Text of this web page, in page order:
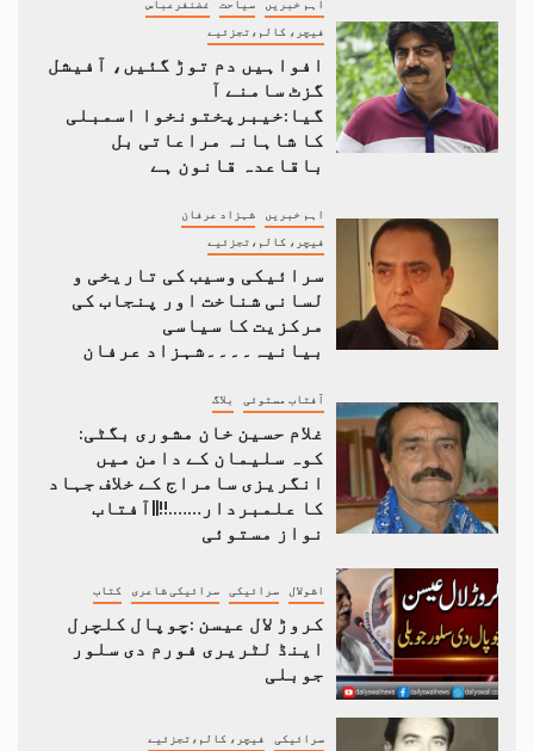
اہم خبریں سیاحت غضنفرعباس
فیچر، کالم،تجزئیے
افواہیں دم توڑ گئیں، آفیشل
گزٹ سامنے آ
گیا:خیبرپختونخوا اسمبلی
کا شاہانہ مراعاتی بل
باقاعدہ قانون ہے
اہم خبریں شہزاد عرفان
فیچر، کالم،تجزئیے
سرائیکی وسیب کی تاریخی و
لسانی شناخت اور پنجاب کی
مرکزیت کا سیاسی
بیانیہ۔۔۔۔شہزاد عرفان
آفتاب مستوئی بلاگ
غلام حسین خان مشوری بگٹی:
کوہ سلیمان کے دامن میں
انگریزی سامراج کے خلاف جہاد
کا علمبردار…….!!||آفتاب
نواز مستوئی
اشولال سرائیکی سرائیکی شاعری کتاب
کروڑ لال عیسن :چوپال کلچرل
اینڈ لٹریری فورم دی سلور
جوبلی
سرائیکی فیچر، کالم،تجزئیے